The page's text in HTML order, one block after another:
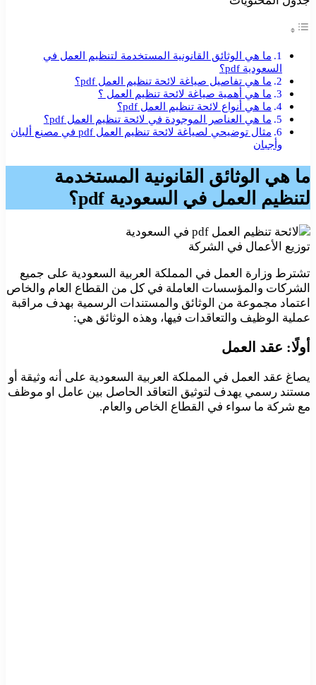
ما هي الوثائق القانونية المستخدمة لتنظيم العمل في
السعودية pdf؟
ما هي تفاصيل صياغة لائحة تنظيم العمل pdf؟
ما هي أهمية صياغة لائحة تنظيم العمل ؟
ما هي أنواع لائحة تنظيم العمل pdf؟
ما هي العناصر الموجودة في لائحة تنظيم العمل pdf؟
مثال توضيحي لصياغة لائحة تنظيم العمل pdf في مصنع ألبان
وأجبان
ما هي الوثائق القانونية المستخدمة
لتنظيم العمل في السعودية pdf؟
توزيع الأعمال في الشركة
تشترط وزارة العمل في المملكة العربية السعودية على جميع
الشركات والمؤسسات العاملة في كل من القطاع العام والخاص
اعتماد مجموعة من الوثائق والمستندات الرسمية بهدف مراقبة
عملية الوظيف والتعاقدات فيها، وهذه الوثائق هي:
أولًا: عقد العمل
يصاغ عقد العمل في المملكة العربية السعودية على أنه وثيقة أو
مستند رسمي يهدف لتوثيق التعاقد الحاصل بين عامل او موظف
مع شركة ما سواء في القطاع الخاص والعام.